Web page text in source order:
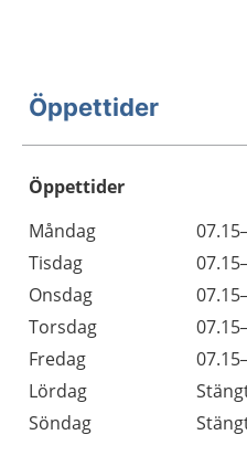
Öppettider
Öppettider
Dag
Öppettider
Kommentarer
Måndag
Tisdag
Onsdag
Torsdag
Fredag
Lördag
Söndag